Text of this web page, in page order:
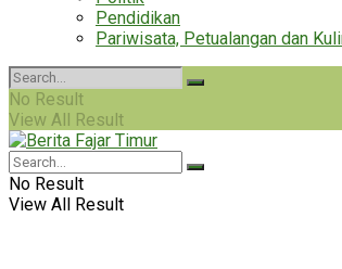
Pendidikan
Pariwisata, Petualangan dan
No Result
View All Result
No Result
View All Result